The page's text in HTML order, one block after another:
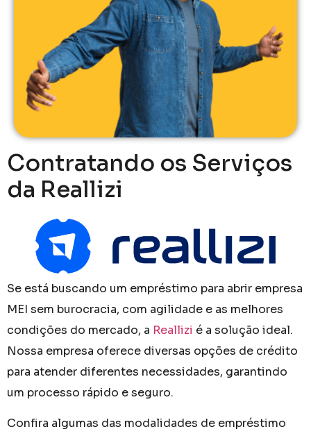
Contratando os Serviços
da Reallizi
Se está buscando um empréstimo para abrir empresa
MEI sem burocracia, com agilidade e as melhores
condições do mercado, a Reallizi é a solução ideal.
Nossa empresa oferece diversas opções de crédito
para atender diferentes necessidades, garantindo
um processo rápido e seguro.
Confira algumas das modalidades de empréstimo